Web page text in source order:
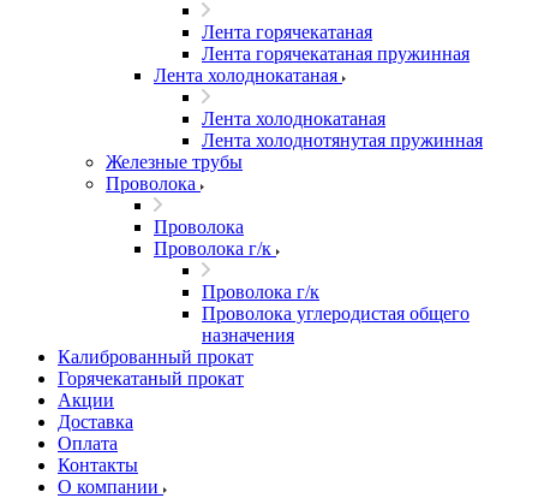
Лента горячекатаная
Лента горячекатаная пружинная
Лента холоднокатаная
Лента холоднокатаная
Лента холоднотянутая пружинная
Железные трубы
Проволока
Проволока
Проволока г/к
Проволока г/к
Проволока углеродистая общего
назначения
Калиброванный прокат
Горячекатаный прокат
Акции
Доставка
Оплата
Контакты
О компании